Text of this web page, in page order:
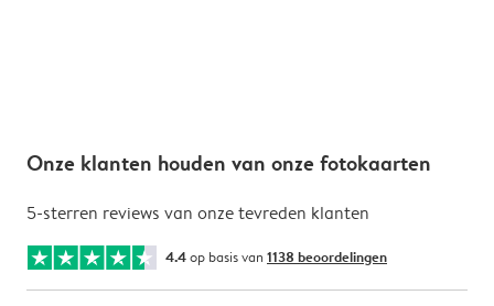
Onze klanten houden van onze fotokaarten
5-sterren reviews van onze tevreden klanten
4.4op basis van 1138 beoordelingen